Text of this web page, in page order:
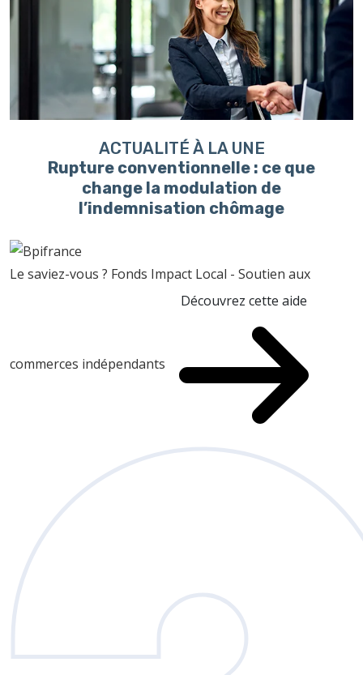
ACTUALITÉ À LA UNE
Rupture conventionnelle : ce que
change la modulation de
l’indemnisation chômage
Le saviez-vous ? Fonds Impact Local - Soutien aux
commerces indépendants
Découvrez cette aide